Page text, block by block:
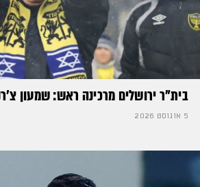
בית"ר ירושלים מרכינה ראש: שמעון
5 אוגוסט 2026